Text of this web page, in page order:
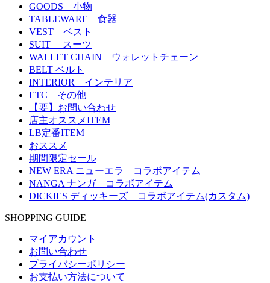
GOODS 小物
TABLEWARE 食器
VEST ベスト
SUIT スーツ
WALLET CHAIN ウォレットチェーン
BELT ベルト
INTERIOR インテリア
ETC その他
【要】お問い合わせ
店主オススメITEM
LB定番ITEM
おススメ
期間限定セール
NEW ERA ニューエラ コラボアイテム
NANGA ナンガ コラボアイテム
DICKIES ディッキーズ コラボアイテム(カスタム)
SHOPPING GUIDE
マイアカウント
お問い合わせ
プライバシーポリシー
お支払い方法について